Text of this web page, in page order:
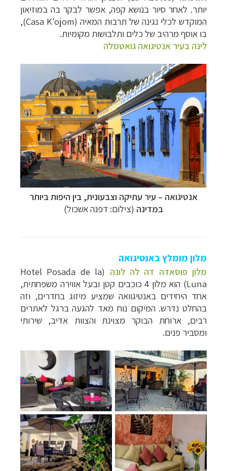
יותר. לאחר סיור בנושא קפה, אפשר לבקר בה במוזיאון
המוקדש לכלי נגינה של תרבות המאיה (Casa K'ojom
),
בו אוסף מרהיב של כלים ותלבושות מקומיות.
לינה בעיר אנטיגואה גואטמלה
אנטיגואה – עיר עתיקה וצבעונית, בין היפות ביותר
במדינה (צילום: דפנה אשכול)
מלון מומלץ באנטיגואה
מלון פוסאדה דה לה לונה
(Hotel Posada de la
Luna) הוא מלון 4 כוכבים קטן ובעל אווירה משפחתית,
אחד היחידים באנטיגוואה שמציע מיזוג בחדרים, וזה
בהחלט נדרש. המיקום נוח מאד להגעה ברגל לאתרים
רבים, ארוחת הבוקר מצוינת והצוות אדיב, שירותי
ומסביר פנים.